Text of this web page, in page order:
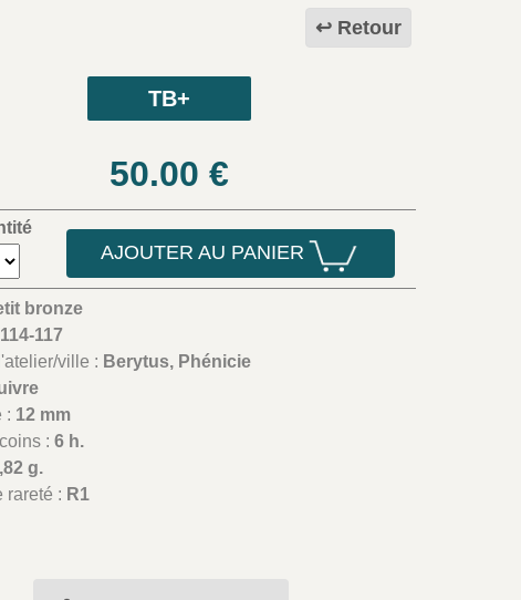
Retour
TB+
50.00 €
AJOUTER AU PANIER
bronze
117
ville : Berytus, Phénicie
: 12 mm
:6 h.
g.
rareté : R1